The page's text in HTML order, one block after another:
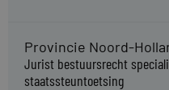
Provincie Noord-
Jurist bestuursrecht
staatssteuntoetsing